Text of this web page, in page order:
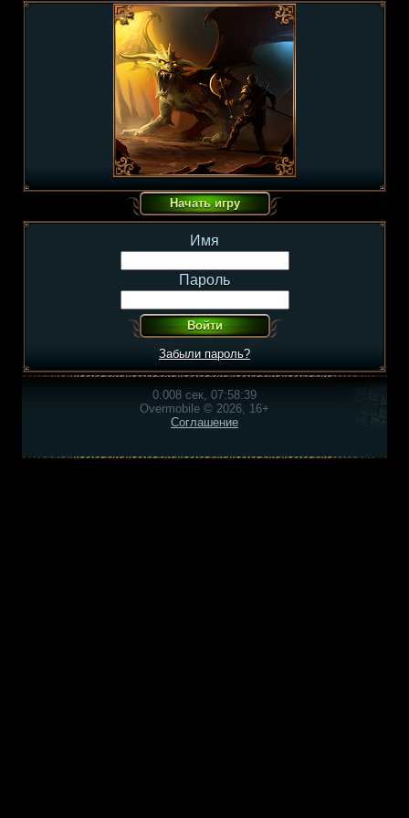
Имя
Пароль
Забыли пароль?
0.008 сек, 07:58:39
Overmobile © 2026, 16+
Соглашение